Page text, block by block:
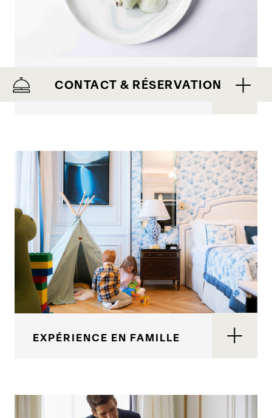
CONTACT & RÉSERVATION
EXPÉRIENCE
GASTRONOMIQUE
EXPÉRIENCE EN FAMILLE